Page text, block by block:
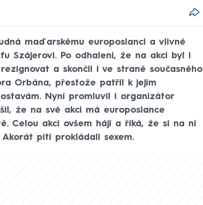
maďarskému europoslanci a vlivné
Szájerovi. Po odhalení, že na akci byl i
a skončil i ve straně současného
Orbána, přestože patřil k jejím
Nyní promluvil i organizátor
že na své akci má europoslance
Celou akci ovšem hájí a říká, že si na ní
pití prokládali sexem.